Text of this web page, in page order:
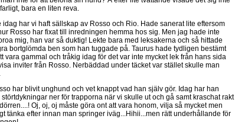
bara en liten reva.
idag har vi haft sällskap av Rosso och Rio. Hade sanerat lite eftersom
Rosso har fixat till inredningen hemma hos sig. Men jag hade inte
mig, han var så duktig! Lekte bara med leksakerna och så hittade
bortglömda ben som han tuggade på. Taurus hade tydligen bestämt
vara gammal och tråkig idag för det var inte mycket lek från hans sida
inviter från Rosso. Nerbäddad under täcket var stället skulle man
har blivit unghund och vet knappt vad han själv gör. Idag har han
störtdykningar ner för trapporna när vi skulle ut och gå samt kraschat rakt
Oj, oj, oj måste göra ont att vara honom, vilja så mycket men
tänka efter innan man springer iväg...Hihii...men rätt underhållande för